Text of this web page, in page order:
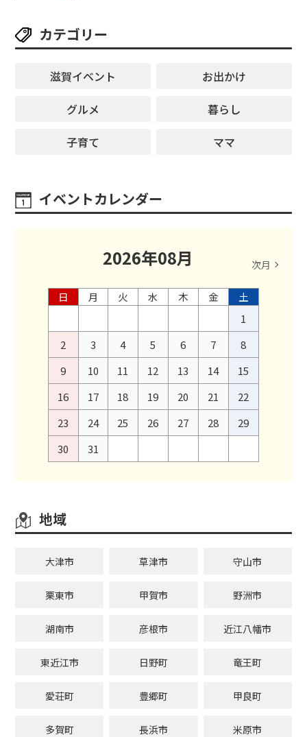
カテゴリー
滋賀イベント
お出かけ
グルメ
暮らし
子育て
ママ
イベントカレンダー
2026年08月 次月
日 月 火 水 木 金
土
1
2
3 4 5 6 7
8
9
10 11 12 13 14
15
16
17 18 19 20 21
22
23
24 25 26 27 28
29
30
31
地域
大津市 草津市 守山市
栗東市 甲賀市 野洲市
湖南市 彦根市 近江八幡市
東近江市 日野町 竜王町
愛荘町 豊郷町 甲良町
多賀町 長浜市 米原市